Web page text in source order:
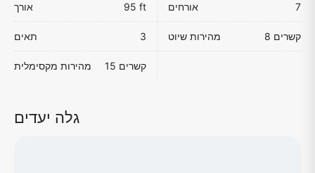
אורך 95 ft אורחים 7
תאים 3 מהירות שיוט 8 קשרים
מהירות מקסימלית 15 קשרים
גלה יעדים